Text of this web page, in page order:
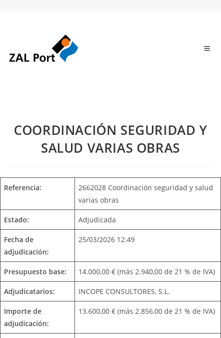
COORDINACIÓN SEGURIDAD Y
SALUD VARIAS OBRAS
Referencia:
2662028 Coordinación seguridad y salud
varias obras
Estado: Adjudicada
Fecha de
adjudicación:
25/03/2026 12:49
Presupuesto base: 14.000,00 € (más 2.940,00 de 21 % de IVA)
Adjudicatarios: INCOPE CONSULTORES, S.L.
Importe de
adjudicación:
13.600,00 € (más 2.856,00 de 21 % de IVA)